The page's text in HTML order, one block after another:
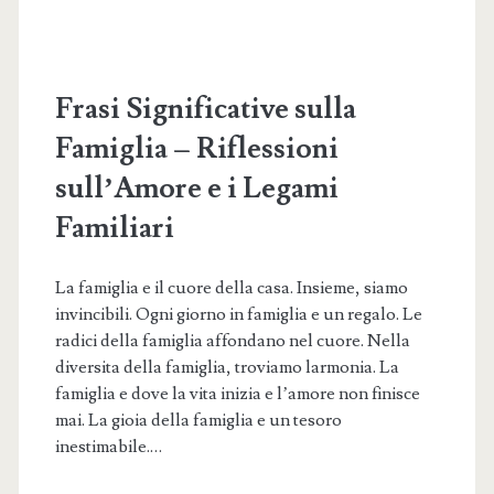
Frasi Significative sulla
Famiglia – Riflessioni
sull’Amore e i Legami
Familiari
La famiglia e il cuore della casa. Insieme, siamo
invincibili. Ogni giorno in famiglia e un regalo. Le
radici della famiglia affondano nel cuore. Nella
diversita della famiglia, troviamo larmonia. La
famiglia e dove la vita inizia e l’amore non finisce
mai. La gioia della famiglia e un tesoro
inestimabile.…